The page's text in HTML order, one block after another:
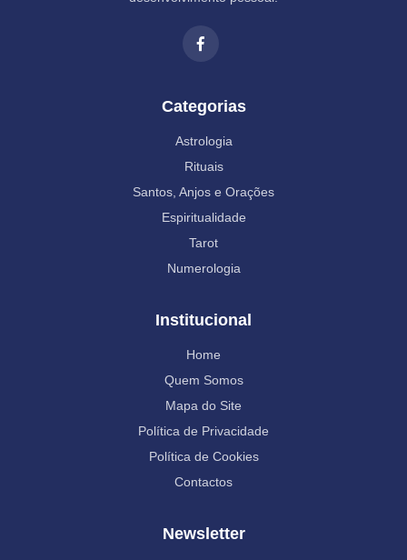
Categorias
Astrologia
Rituais
Santos, Anjos e Orações
Espiritualidade
Tarot
Numerologia
Institucional
Home
Quem Somos
Mapa do Site
Política de Privacidade
Política de Cookies
Contactos
Newsletter